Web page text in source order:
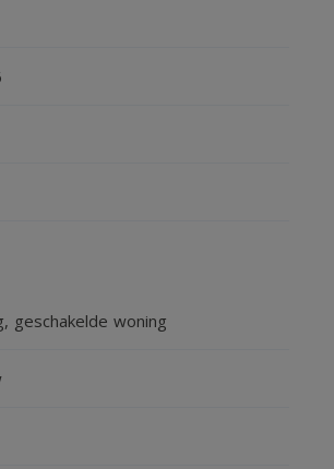
wasruimte, werkruimte of
tot:
geschakelde woning